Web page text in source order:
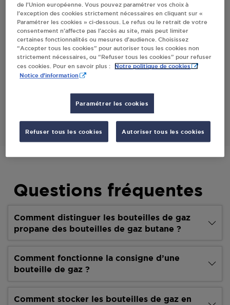
Villes
DISTRIBUTEUR AUTOMATIQUE 24/24
INTERMARCHE MONTIGNY EN GOHELLE
49 AVENUE FRANCOIS MITTERAND
S'Y RENDRE
Questions fréquentes
Comment distinguer les bouteilles de gaz
propane des bouteilles de gaz butane ?
Comment fonctionne la consigne d’une
bouteille de gaz ?
Comment stocker les bouteilles de gaz en
de l’Union européenne. Vous pouvez paramétrer vos choix à
l’exception des cookies strictement nécessaires en cliquant sur «
Paramétrer les cookies » ci-dessous. Le refus ou le retrait de votre
consentement n’affecte pas l’accès au site, mais peut limiter
certaines fonctionnalités ou mesures d’audience. Choisissez
“Accepter tous les cookies” pour autoriser tous les cookies non
strictement nécessaires, ou “Refuser tous les cookies” pour refuser
ces cookies. Pour en savoir plus :
Notre politique de cookies
Notice d'information
Paramétrer les cookies
Refuser tous les cookies Autoriser tous les cookies